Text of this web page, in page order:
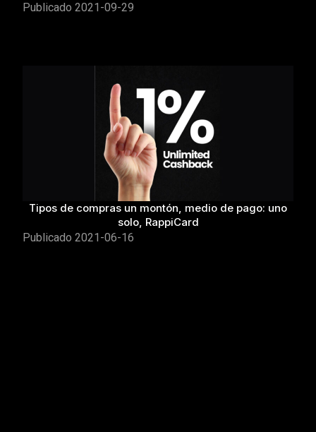
Publicado 2021-09-29
Tipos de compras un montón, medio de pago: uno
solo, RappiCard
Publicado 2021-06-16